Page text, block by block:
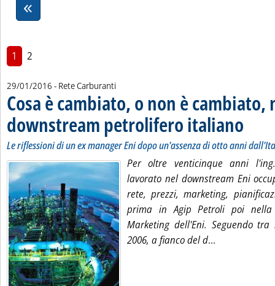
1 2
29/01/2016 - Rete Carburanti
Cosa è cambiato, o non è cambiato,
downstream petrolifero italiano
Le riflessioni di un ex manager Eni dopo un'assenza di otto anni
Per oltre venticinque anni
lavorato nel downstream Eni
rete, prezzi, marketing,
prima in Agip Petroli poi nella
Marketing dell'Eni. Seguendo
2006, a fianco del d...